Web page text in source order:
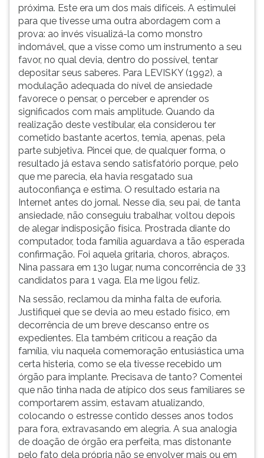
próxima. Este era um dos mais difíceis. A estimulei
para que tivesse uma outra abordagem com a
prova: ao invés visualizá-la como monstro
indomável, que a visse como um instrumento a seu
favor, no qual devia, dentro do possível, tentar
depositar seus saberes. Para LEVISKY (1992), a
modulação adequada do nível de ansiedade
favorece o pensar, o perceber e aprender os
significados com mais amplitude. Quando da
realização deste vestibular, ela considerou ter
cometido bastante acertos, temia, apenas, pela
parte subjetiva. Pincei que, de qualquer forma, o
resultado já estava sendo satisfatório porque, pelo
que me parecia, ela havia resgatado sua
autoconfiança e estima. O resultado estaria na
Internet antes do jornal. Nesse dia, seu pai, de tanta
ansiedade, não conseguiu trabalhar, voltou depois
de alegar indisposição física. Prostrada diante do
computador, toda família aguardava a tão esperada
confirmação. Foi aquela gritaria, choros, abraços.
Nina passara em 13o lugar, numa concorrência de 33
candidatos para 1 vaga. Ela me ligou feliz.
Na sessão, reclamou da minha falta de euforia.
Justifiquei que se devia ao meu estado físico, em
decorrência de um breve descanso entre os
expedientes. Ela também criticou a reação da
família, viu naquela comemoração entusiástica uma
certa histeria, como se ela tivesse recebido um
órgão para implante. Precisava de tanto? Comentei
que não tinha nada de atípico dos seus familiares se
comportarem assim, estavam atualizando,
colocando o estresse contido desses anos todos
para fora, extravasando em alegria. A sua analogia
de doação de órgão era perfeita, mas distonante
pelo fato dela própria não se envolver mais ou em